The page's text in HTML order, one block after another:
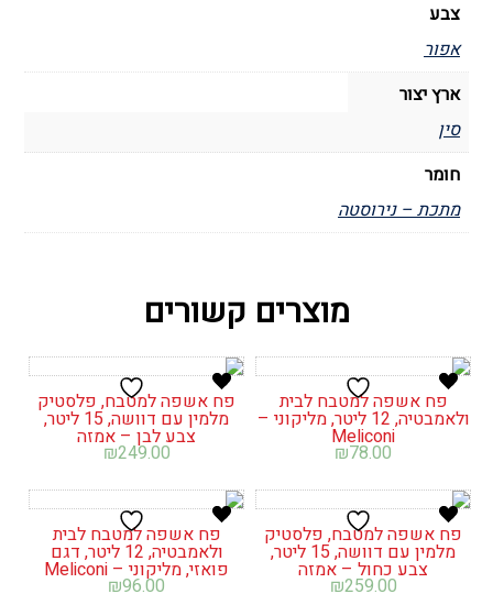
צבע
אפור
ארץ יצור
סין
חומר
מתכת – נירוסטה
מוצרים קשורים
פח אשפה למטבח לבית
ולאמבטיה, 12 ליטר, מליקוני –
Meliconi
₪78.00
פח אשפה למטבח, פלסטיק
מלמין עם דוושה, 15 ליטר,
צבע לבן – אמזה
₪249.00
פח אשפה למטבח, פלסטיק
מלמין עם דוושה, 15 ליטר,
צבע כחול – אמזה
₪259.00
פח אשפה למטבח לבית
ולאמבטיה, 12 ליטר, דגם
פואזי, מליקוני – Meliconi
₪96.00